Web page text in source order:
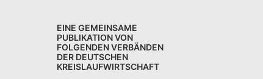
EINE GEMEINSAME
PUBLIKATION VON
FOLGENDEN VERBÄNDEN
DER DEUTSCHEN
KREISLAUFWIRTSCHAFT